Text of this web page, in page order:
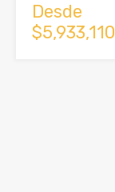
Desde
$5,933,110